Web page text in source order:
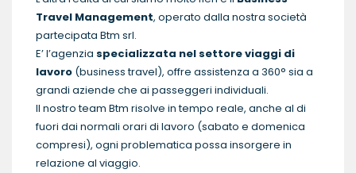
Travel Management, operato dalla nostra società
partecipata Btm srl.
E’ l’agenzia specializzata nel settore viaggi di
lavoro (business travel), offre assistenza a 360° sia a
grandi aziende che ai passeggeri individuali.
Il nostro team Btm risolve in tempo reale, anche al di
fuori dai normali orari di lavoro (sabato e domenica
compresi), ogni problematica possa insorgere in
relazione al viaggio.